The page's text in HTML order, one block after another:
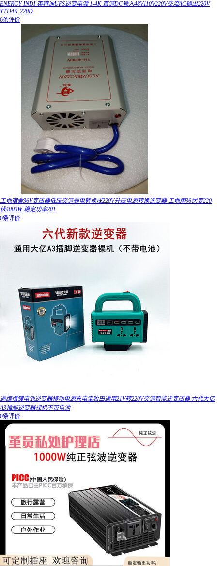
ENERGY INDI 英特迪UPS逆变电源 1-4K 直流DC输入48V110V220V交流AC输出220V
YTD4K-220D
6条评价
工地宿舍36V变压器低压交流弱电转换成220V升压电源转换逆变器 工地用36伏变220
伏4000W 稳定功率201
0条评价
遥绾惜锂电池逆变器移动电源充电宝牧田通用21V转220V交流智能逆变压器 六代大亿
A3插脚逆变器裸机不带电池
0条评价